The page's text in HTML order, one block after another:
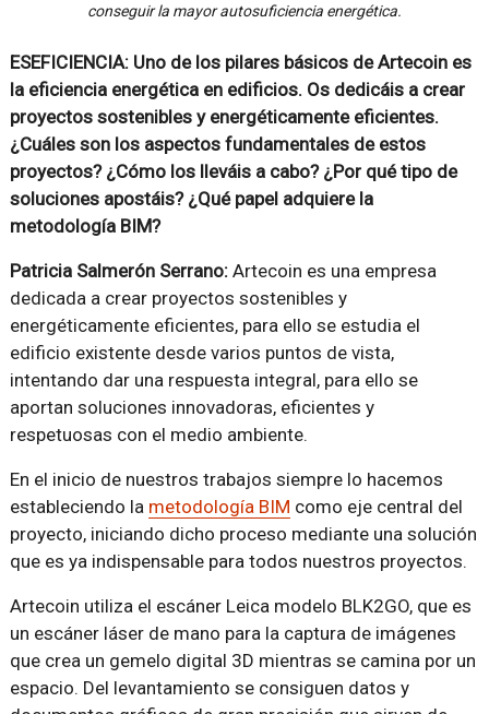
conseguir la mayor autosuficiencia energética.
ESEFICIENCIA: Uno de los pilares básicos de Artecoin es
la eficiencia energética en edificios. Os dedicáis a crear
proyectos sostenibles y energéticamente eficientes.
¿Cuáles son los aspectos fundamentales de estos
proyectos? ¿Cómo los lleváis a cabo? ¿Por qué tipo de
soluciones apostáis? ¿Qué papel adquiere la
metodología BIM?
Patricia Salmerón Serrano: Artecoin es una empresa
dedicada a crear proyectos sostenibles y
energéticamente eficientes, para ello se estudia el
edificio existente desde varios puntos de vista,
intentando dar una respuesta integral, para ello se
aportan soluciones innovadoras, eficientes y
respetuosas con el medio ambiente.
En el inicio de nuestros trabajos siempre lo hacemos
estableciendo la metodología BIM como eje central del
proyecto, iniciando dicho proceso mediante una solución
que es ya indispensable para todos nuestros proyectos.
Artecoin utiliza el escáner Leica modelo BLK2GO, que es
un escáner láser de mano para la captura de imágenes
que crea un gemelo digital 3D mientras se camina por un
espacio. Del levantamiento se consiguen datos y